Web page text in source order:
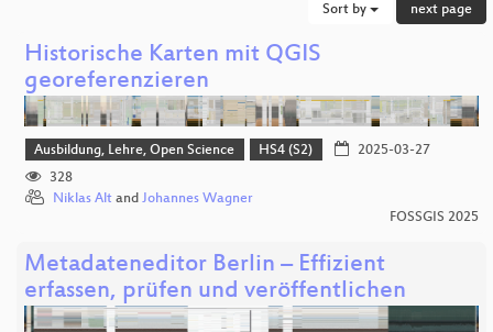
Sort by next page
Historische Karten mit QGIS
georeferenzieren
Ausbildung, Lehre, Open Science HS4 (S2)
2025-03-27
328
Niklas Alt and Johannes Wagner
FOSSGIS 2025
Metadateneditor Berlin – Effizient
erfassen, prüfen und veröffentlichen